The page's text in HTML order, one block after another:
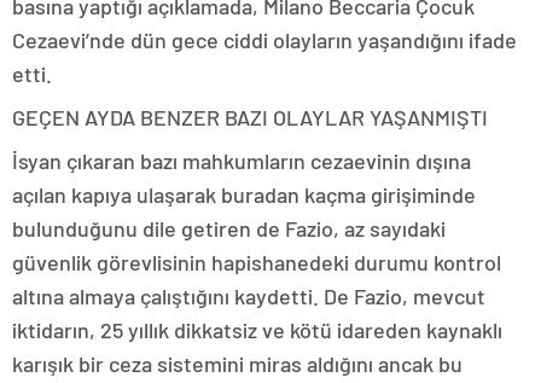
basına yaptığı açıklamada, Milano Beccaria Çocuk
Cezaevi’nde dün gece ciddi olayların yaşandığını ifade
etti.
GEÇEN AYDA BENZER BAZI OLAYLAR YAŞANMIŞTI
İsyan çıkaran bazı mahkumların cezaevinin dışına
açılan kapıya ulaşarak buradan kaçma girişiminde
bulunduğunu dile getiren de Fazio, az sayıdaki
güvenlik görevlisinin hapishanedeki durumu kontrol
altına almaya çalıştığını kaydetti. De Fazio, mevcut
iktidarın, 25 yıllık dikkatsiz ve kötü idareden kaynaklı
karışık bir ceza sistemini miras aldığını ancak bu